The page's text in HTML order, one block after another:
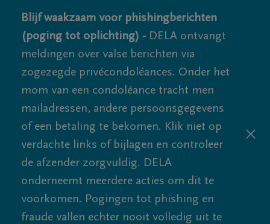
Blijf waakzaam voor phishingberichten
(poging tot oplichting) - DELA ontvangt
meldingen over valse berichten via
zogezegde privécondoléances. Onder het
mom van een condoléance tracht men
mailadressen, andere persoonsgegevens
of een betaling te bekomen. Klik niet op
verdachte links of bijlagen en controleer
de afzender zorgvuldig. DELA
onderneemt meerdere acties om dit te
voorkomen. Pogingen tot phishing en
fraude vallen echter nooit volledig uit te